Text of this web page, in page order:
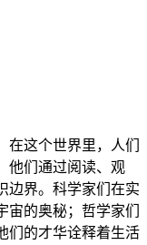
这个世界里，人们
他们通过阅读、观
边界。科学家们在实
的奥秘；哲学家们
们的才华诠释着生活